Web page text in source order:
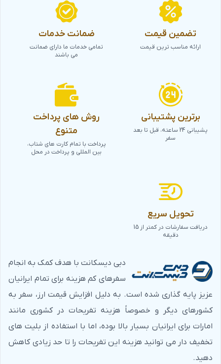
تضمین قیمت
ارائه مناسب ترین قیمت
ضمانت خدمات
تمامی خدمات ما دارای ضمانت
می باشند
برترین پشتیبانی
پشیبانی 24 ساعته، قبل تا بعد
سفر
روش های پرداخت
متنوع
پرداخت با تمام کارت های شتاب،
بین المللی و پرداخت در محل
تحویل سریع
دریافت سفارشات در کمتر از 15
دقیقه
دبی دیسکانت با هدف کمک به انجام
سفرهای کم هزینه برای تمام ایرانیان
عزیز پایه گذاری شده است. به دلیل افزایش قیمت ارز، سفر به
کشورهای دیگر و خصوصاً هزینه تفریحات در کشوری مانند
امارات برای ایرانیان بسیار بالا بوده، اما با استفاده از بلیت های
تخفیف دار می توانید هزینه این تفریحات را تا حد زیادی کاهش
دهید.